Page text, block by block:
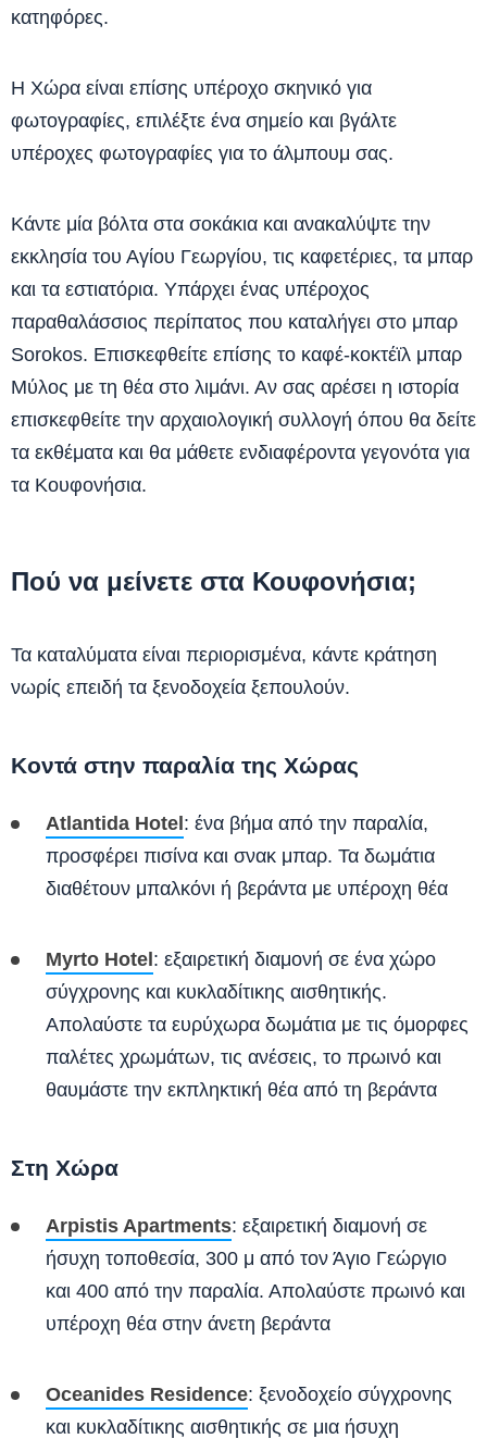
κατηφόρες.
Η Χώρα είναι επίσης υπέροχο σκηνικό για
φωτογραφίες, επιλέξτε ένα σημείο και βγάλτε
υπέροχες φωτογραφίες για το άλμπουμ σας.
Κάντε μία βόλτα στα σοκάκια και ανακαλύψτε την
εκκλησία του Αγίου Γεωργίου, τις καφετέριες, τα μπαρ
και τα εστιατόρια. Υπάρχει ένας υπέροχος
παραθαλάσσιος περίπατος που καταλήγει στο μπαρ
Sorokos. Επισκεφθείτε επίσης το καφέ-κοκτέϊλ μπαρ
Μύλος με τη θέα στο λιμάνι. Αν σας αρέσει η ιστορία
επισκεφθείτε την αρχαιολογική συλλογή όπου θα δείτε
τα εκθέματα και θα μάθετε ενδιαφέροντα γεγονότα για
τα Κουφονήσια.
Πού να μείνετε στα Κουφονήσια;
Τα καταλύματα είναι περιορισμένα, κάντε κράτηση
νωρίς επειδή τα ξενοδοχεία ξεπουλούν.
Κοντά στην παραλία της Χώρας
Atlantida Hotel : ένα βήμα από την παραλία,
προσφέρει πισίνα και σνακ μπαρ. Τα δωμάτια
διαθέτουν μπαλκόνι ή βεράντα με υπέροχη θέα
Myrto Hotel : εξαιρετική διαμονή σε ένα χώρο
σύγχρονης και κυκλαδίτικης αισθητικής.
Απολαύστε τα ευρύχωρα δωμάτια με τις όμορφες
παλέτες χρωμάτων, τις ανέσεις, το πρωινό και
θαυμάστε την εκπληκτική θέα από τη βεράντα
Στη Χώρα
Arpistis Apartments: εξαιρετική διαμονή σε
ήσυχη τοποθεσία, 300 μ από τον Άγιο Γεώργιο
και 400 από την παραλία. Απολαύστε πρωινό και
υπέροχη θέα στην άνετη βεράντα
Oceanides Residence: ξενοδοχείο σύγχρονης
και κυκλαδίτικης αισθητικής σε μια ήσυχη